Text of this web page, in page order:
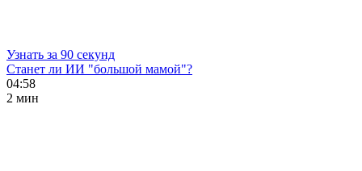
Узнать за 90 секунд
Станет ли ИИ "большой мамой"?
04:58
2 мин